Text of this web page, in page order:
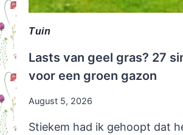
Tuin
Lasts van geel gras? 27
voor een groen gazon
August 5, 2026
Stiekem had ik gehoopt dat